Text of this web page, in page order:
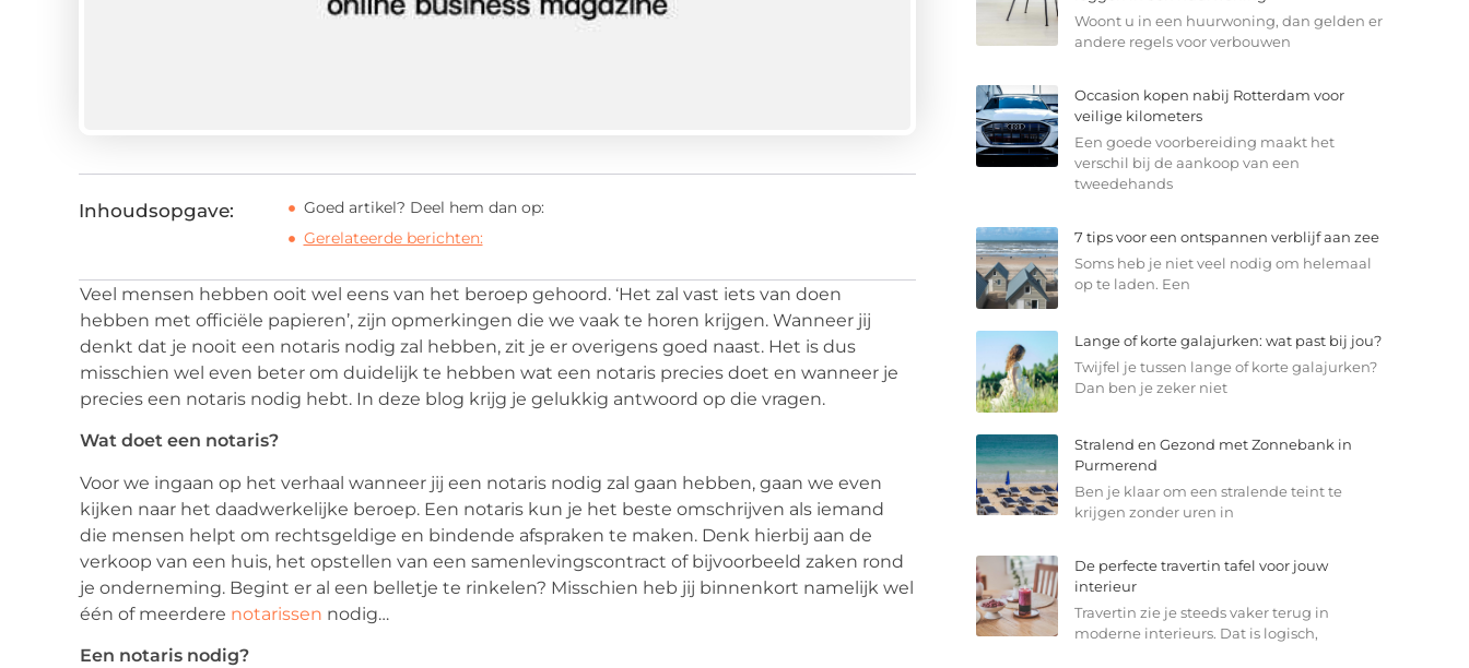
Inhoudsopgave:
Goed artikel? Deel hem dan op:
Gerelateerde berichten:
Veel mensen hebben ooit wel eens van het beroep gehoord. ‘Het zal vast iets van doen
hebben met officiële papieren’, zijn opmerkingen die we vaak te horen krijgen. Wanneer jij
denkt dat je nooit een notaris nodig zal hebben, zit je er overigens goed naast. Het is dus
misschien wel even beter om duidelijk te hebben wat een notaris precies doet en wanneer je
precies een notaris nodig hebt. In deze blog krijg je gelukkig antwoord op die vragen.
Wat doet een notaris?
Voor we ingaan op het verhaal wanneer jij een notaris nodig zal gaan hebben, gaan we even
kijken naar het daadwerkelijke beroep. Een notaris kun je het beste omschrijven als iemand
die mensen helpt om rechtsgeldige en bindende afspraken te maken. Denk hierbij aan de
verkoop van een huis, het opstellen van een samenlevingscontract of bijvoorbeeld zaken rond
je onderneming. Begint er al een belletje te rinkelen? Misschien heb jij binnenkort namelijk wel
één of meerdere notarissen nodig…
Een notaris nodig?
Woont u in een huurwoning, dan gelden er
andere regels voor verbouwen
Occasion kopen nabij Rotterdam voor
veilige kilometers
Een goede voorbereiding maakt het
verschil bij de aankoop van een
tweedehands
7 tips voor een ontspannen verblijf aan zee
Soms heb je niet veel nodig om helemaal
op te laden. Een
Lange of korte galajurken: wat past bij jou?
Twijfel je tussen lange of korte galajurken?
Dan ben je zeker niet
Stralend en Gezond met Zonnebank in
Purmerend
Ben je klaar om een stralende teint te
krijgen zonder uren in
De perfecte travertin tafel voor jouw
interieur
Travertin zie je steeds vaker terug in
moderne interieurs. Dat is logisch,